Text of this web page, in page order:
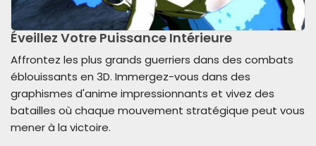
Éveillez Votre Puissance Intérieure
Affrontez les plus grands guerriers dans des combats
éblouissants en 3D. Immergez-vous dans des
graphismes d'anime impressionnants et vivez des
batailles où chaque mouvement stratégique peut vous
mener à la victoire.